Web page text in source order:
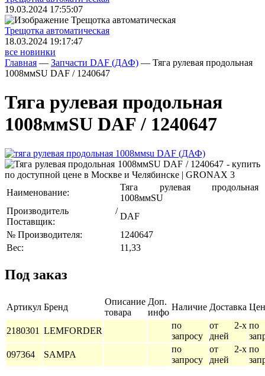
19.03.2024 17:55:07
Трещoтка автоматическая
18.03.2024 19:17:47
все новинки
Главная — Запчасти DAF (ДАФ) — Тяга рулевая продольная
1008ммSU DAF / 1240647
Тяга рулевая продольная
1008ммSU DAF / 1240647
Наименование:
Тяга рулевая продольная
1008ммSU
Производитель /
Поставщик:
DAF
№ Производителя:
1240647
Вес:
11,33
Под заказ
Артикул Бренд
Описание
товара
Доп.
инфо
Наличие Доставка
2180301 LEMFORDER
по
запросу
от 2-х
дней
по
097364
SAMPA
по
запросу
от 2-х
дней
по